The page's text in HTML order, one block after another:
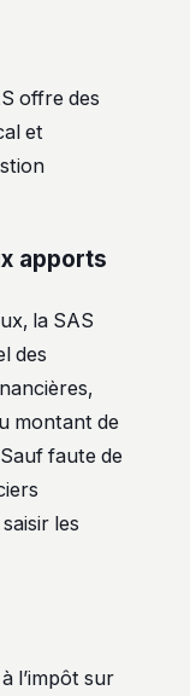
offre des
et
apports
la SAS
des
montant de
faute de
les
l’impôt sur